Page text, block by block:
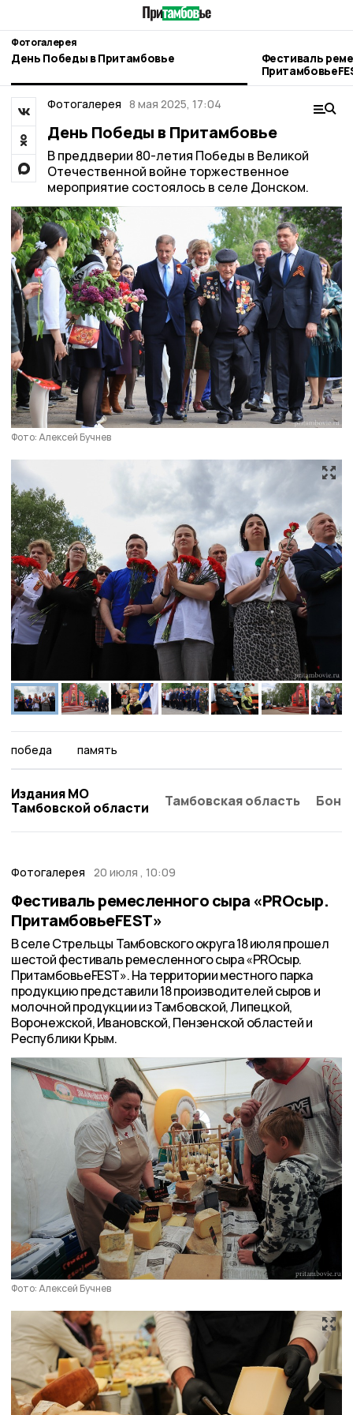
Фотогалерея
День Победы в Притамбовье
Фестиваль
Фотогалерея 8 мая 2025, 17:04
День Победы в Притамбовье
В преддверии 80-летия Победы в Великой
Отечественной войне торжественное
мероприятие состоялось в селе Донском.
Фото: Алексей Бучнев
победа память
Издания МО
Тамбовской области
Тамбовская область
Фотогалерея 20 июля , 10:09
Фестиваль ремесленного сыра «PRОсыр.
ПритамбовьеFEST»
В селе Стрельцы Тамбовского округа 18 июля прошел
шестой фестиваль ремесленного сыра «PRОсыр.
ПритамбовьеFEST». На территории местного парка
продукцию представили 18 производителей сыров и
молочной продукции из Тамбовской, Липецкой,
Воронежской, Ивановской, Пензенской областей и
Республики Крым.
Фото: Алексей Бучнев